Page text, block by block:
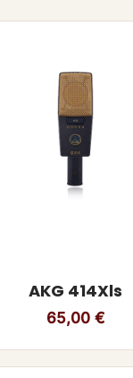
AKG 414Xls
65,00 €